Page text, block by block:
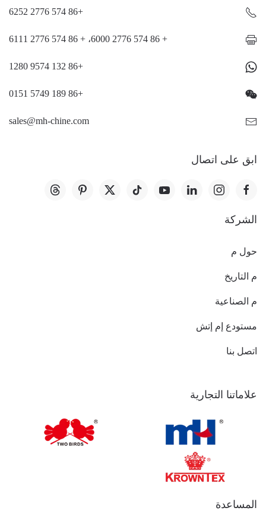
+86 574 2776 6252
+ 86 574 2776 6000، + 86 574 2776 6111
+86 132 9574 1280
+86 189 5749 0151
sales@mh-chine.com
ابق على اتصال
الشركة
حول م
م التاريخ
م الصناعية
مستودع إم إتش
اتصل بنا
علاماتنا التجارية
المساعدة